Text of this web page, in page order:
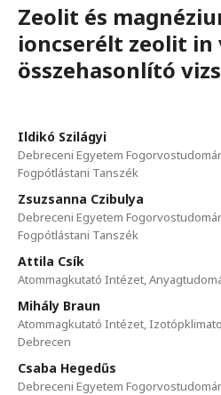
Zeolit és
ioncserélt zeolit
összehasonlító
Ildikó Szilágyi
Debreceni Egyetem
Fogpótlástani Tanszék
Zsuzsanna Czibulya
Debreceni Egyetem
Fogpótlástani Tanszék
Attila Csík
Atommagkutató Intézet,
Mihály Braun
Atommagkutató Intézet,
Debrecen
Csaba Hegedűs
Debreceni Egyetem